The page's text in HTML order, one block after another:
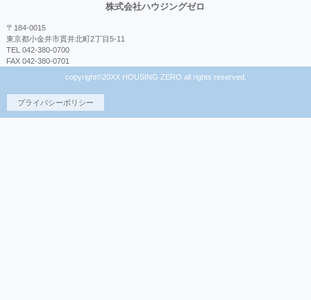
株式会社ハウジングゼロ
〒184-0015
東京都小金井市貫井北町2丁目5-11
TEL 042-380-0700
FAX 042-380-0701
copyright©20XX HOUSING ZERO all rights reserved.
プライバシーポリシー